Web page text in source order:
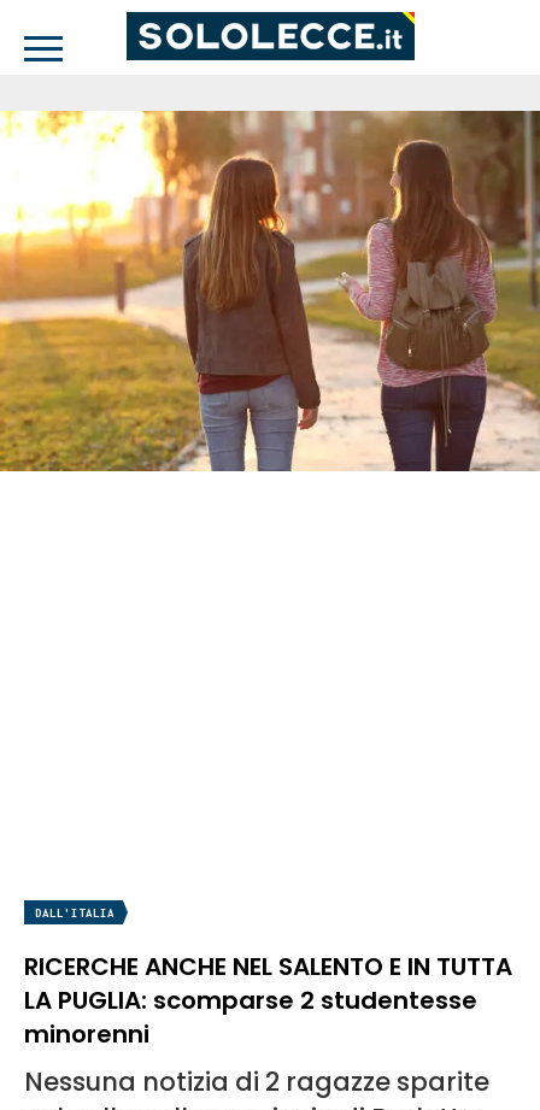
DALL'ITALIA
RICERCHE ANCHE NEL SALENTO E IN TUTTA
LA PUGLIA: scomparse 2 studentesse
minorenni
Nessuna notizia di 2 ragazze sparite